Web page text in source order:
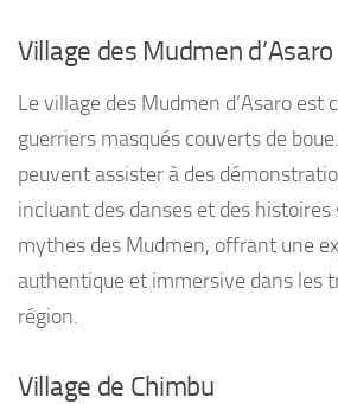
Village des Mudmen d’Asaro
Le village des Mudmen d’Asaro est
guerriers masqués couverts de
peuvent assister à des
incluant des danses et des histoires
mythes des Mudmen, offrant une
authentique et immersive dans les
région.
Village de Chimbu